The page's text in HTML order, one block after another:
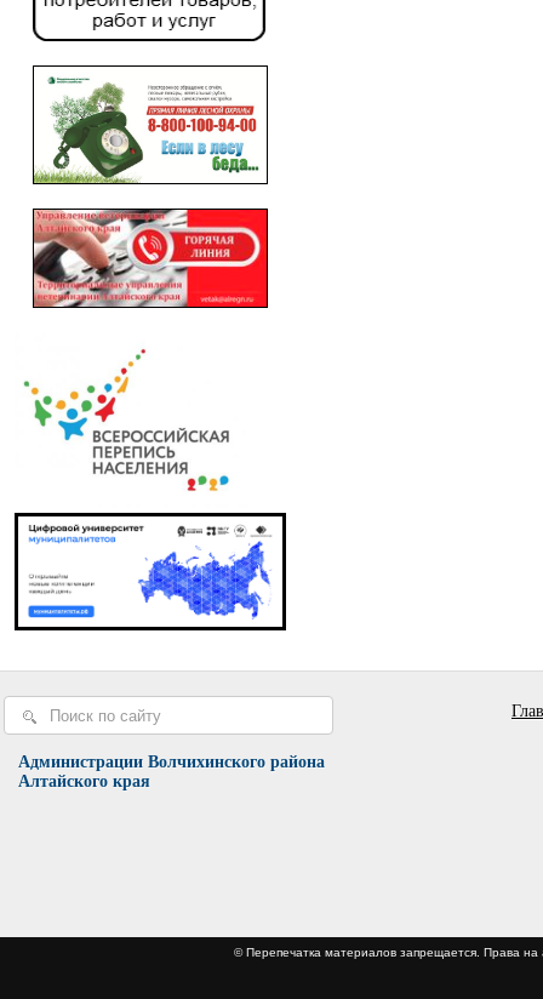
Администрации Волчихинского района
Алтайского края
© Перепечатка материалов запрещается.